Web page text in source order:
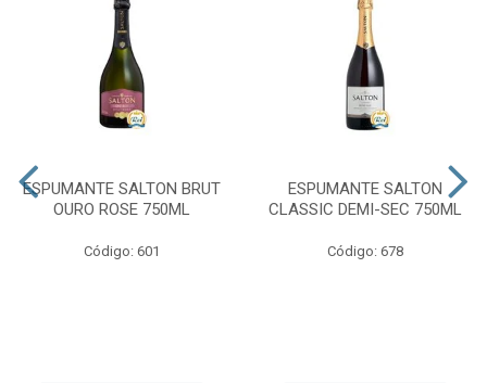
ESPUMANTE SALTON BRUT
OURO ROSE 750ML
Código: 601
ESPUMANTE SALTON
CLASSIC DEMI-SEC 750ML
Código: 678